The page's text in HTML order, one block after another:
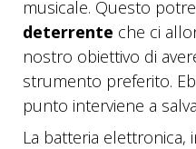
musicale. Questo
deterrente che ci
nostro obiettivo di
strumento preferito.
punto interviene a
La batteria elettronica,